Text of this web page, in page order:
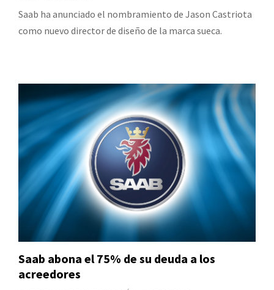
Saab ha anunciado el nombramiento de Jason Castriota
como nuevo director de diseño de la marca sueca.
Saab abona el 75% de su deuda a los
acreedores